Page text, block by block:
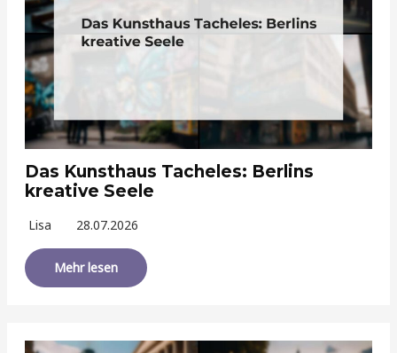
Das Kunsthaus Tacheles: Berlins
kreative Seele
Lisa 28.07.2026
Mehr lesen